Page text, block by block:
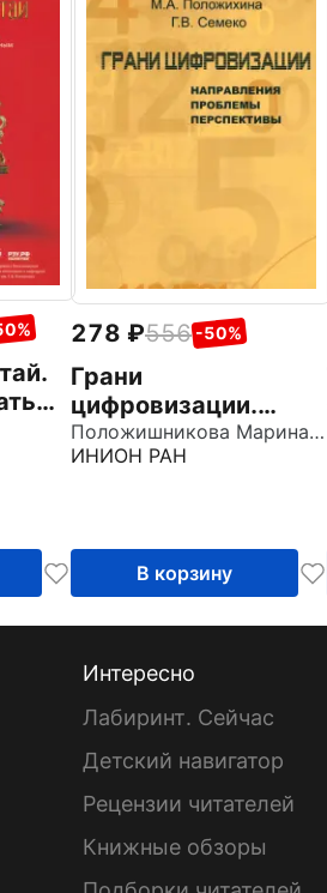
278 556 -50%
Грани
цифровизации.
Направления,
проблемы и
Положишникова Марина Александровна
ИНИОН РАН
В корзину
Интересно
Лабиринт. Сейчас
Детский навигатор
Рецензии читателей
Книжные обзоры